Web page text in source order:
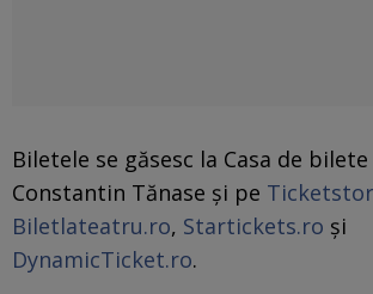
Biletele se găsesc la Casa de
Constantin Tănase şi pe
Biletlateatru.ro, Startickets.ro şi
DynamicTicket.ro.